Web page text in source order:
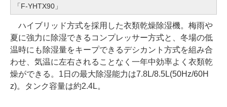
「F-YHTX90」
ハイブリッド方式を採用した衣類乾燥除湿機。梅雨や
夏に強力に除湿できるコンプレッサー方式と、冬場の低
温時にも除湿量をキープできるデシカント方式を組み合
わせ、気温に左右されることなく一年中効率よく衣類乾
燥ができる。1日の最大除湿能力は7.8L/8.5L(50Hz/60H
z)。タンク容量は約2.4L。